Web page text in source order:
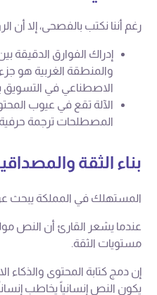
رغم أننا نكتب بالفصحى، إلا
إدراك الفوارق
والمنطقة الغربية هو
الاصطناعي في التسويق
الآلة تقع في عيوب
المصطلحات ترجمة
بناء الثقة
المستهلك في المملكة يبحث
عندما يشعر القارئ أن النص
مستويات الثقة.
إن دمج كتابة المحتوى
يكون النص إنسانياً يخاطب